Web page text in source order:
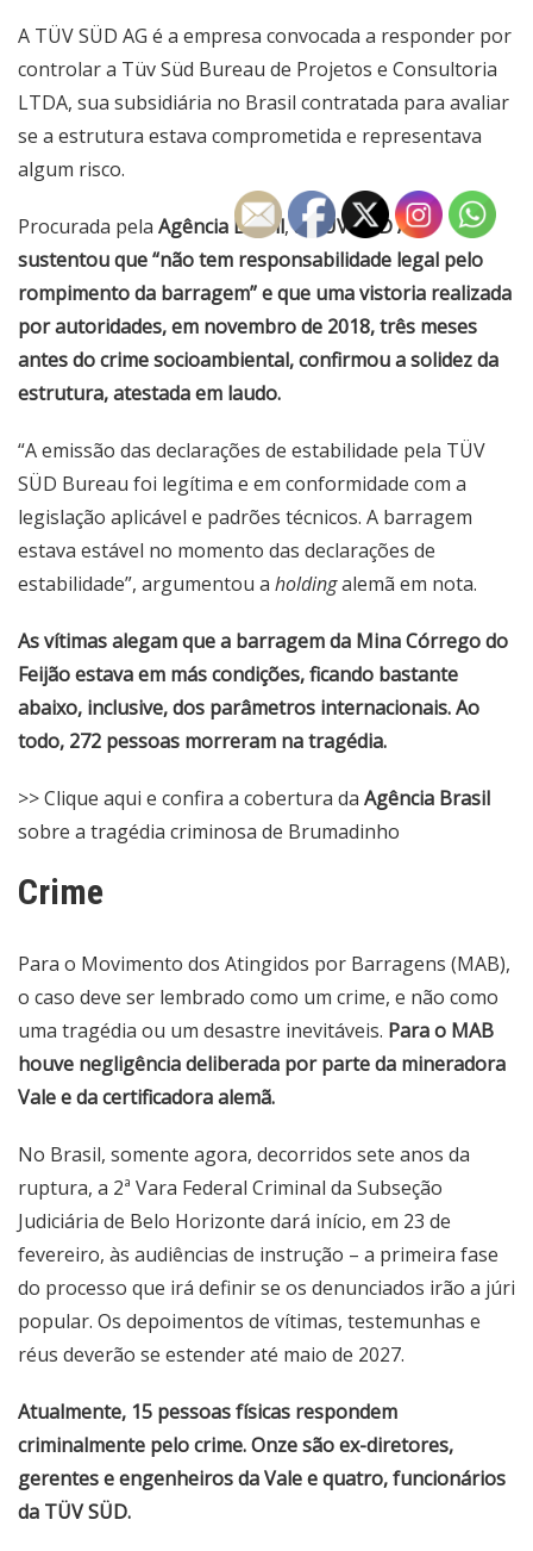
A TÜV SÜD AG é a empresa convocada a responder por
controlar a Tüv Süd Bureau de Projetos e Consultoria
LTDA, sua subsidiária no Brasil contratada para avaliar
se a estrutura estava comprometida e representava
algum risco.
Procurada pela Agência Brasil,a TÜV SÜD AG
sustentou que “não tem responsabilidade legal pelo
rompimento da barragem” e que uma vistoria realizada
por autoridades, em novembro de 2018, três meses
antes do crime socioambiental, confirmou a solidez da
estrutura, atestada em laudo.
“A emissão das declarações de estabilidade pela TÜV
SÜD Bureau foi legítima e em conformidade com a
legislação aplicável e padrões técnicos. A barragem
estava estável no momento das declarações de
estabilidade”, argumentou a holdingalemã em nota.
As vítimas alegam que a barragem da Mina Córrego do
Feijão estava em más condições, ficando bastante
abaixo, inclusive, dos parâmetros internacionais. Ao
todo, 272 pessoas morreram na tragédia.
>>Clique aqui e confira a cobertura da Agência Brasil
sobre a tragédia criminosa de Brumadinho
Crime
Para o Movimento dos Atingidos por Barragens (MAB),
o caso deve ser lembrado como um crime, e não como
uma tragédia ou um desastre inevitáveis. Para o MAB
houve negligência deliberada por parte da mineradora
Vale e da certificadora alemã.
No Brasil, somente agora, decorridos sete anos da
ruptura, a 2ª Vara Federal Criminal da Subseção
Judiciária de Belo Horizonte dará início, em 23 de
fevereiro, às audiências de instrução – a primeira fase
do processo que irá definir se os denunciados irão a júri
popular. Os depoimentos de vítimas, testemunhas e
réus deverão se estender até maio de 2027.
Atualmente, 15 pessoas físicas respondem
criminalmente pelo crime. Onze são ex-diretores,
gerentes e engenheiros da Vale e quatro, funcionários
da TÜV SÜD.